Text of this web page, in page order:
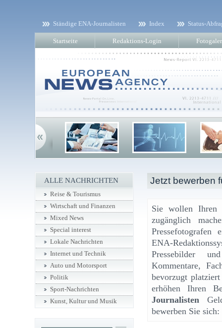
Ständige ENA-Journalisten Index Status-
Startseite Redaktions-Login
Jetzt bewerben
Sie wollen Ihren
zugänglich
Pressefotografen
ENA-
Pressebilder
Kommentare,
bevorzugt
erhöhen Ihren
Journalisten
bewerben Sie sich:
ALLE NACHRICHTEN
Reise & Tourismus
Wirtschaft und Finanzen
Mixed News
Special interest
Lokale Nachrichten
Internet und Technik
Auto und Motorsport
Politik
Sport-Nachrichten
Kunst, Kultur und Musik